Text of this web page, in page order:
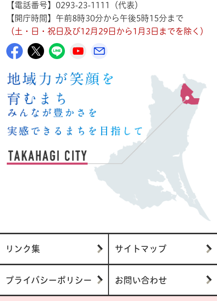
【電話番号】0293-23-1111（代表）
【開庁時間】午前8時30分から午後5時15分まで
（土・日・祝日及び12月29日から1月3日までを除く）
高萩市公式Facebook
高萩市公式X
高萩市公式LINE
高萩市YouTube公式チャンネル
リンク集 サイトマップ
プライバシーポリシー お問い合わせ